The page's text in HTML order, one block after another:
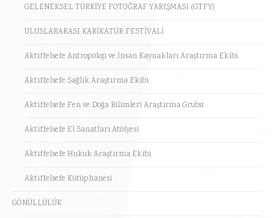
GELENEKSEL TÜRKİYE FOTOĞRAF YARIŞMASI (GTFY)
ULUSLARARASI KARİKATÜR FESTİVALİ
Aktiffelsefe Antropoloji ve İnsan Kaynakları Araştırma Ekibi
Aktiffelsefe Sağlık Araştırma Ekibi
Aktiffelsefe Fen ve Doğa Bilimleri Araştırma Grubu
Aktiffelsefe El Sanatları Atölyesi
Aktiffelsefe Hukuk Araştırma Ekibi
Aktiffelsefe Kütüphanesi
GÖNÜLLÜLÜK